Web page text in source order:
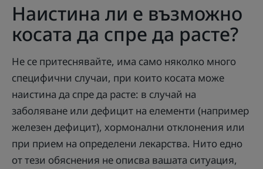
Наистина ли е възможно
косата да спре да расте?
Не се притеснявайте, има само няколко много
специфични случаи, при които косата може
наистина да спре да расте: в случай на
заболяване или дефицит на елементи (например
железен дефицит), хормонални отклонения или
при прием на определени лекарства. Нито едно
от тези обяснения не описва вашата ситуация,